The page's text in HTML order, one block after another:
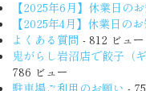
【2025年6月】休業日の
【2025年4月】休業日の
よくある質問 - 812 ビュー
鬼がらし岩沼店で餃子（
786 ビュー
駐車場ご利用のお願い -